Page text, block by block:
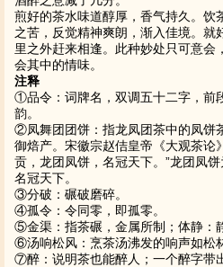
煎好的茶水味道醇厚，香气持久。饮
之苦，反觉精神爽朗，渐入佳境。就
里之外赶来相逢。此种妙处只可意会
会其中的情味。
注释
①品令：词牌名，双调五十二字，前
韵。
②凤舞团团饼：指龙凤团茶中的凤饼
御焙产。宋徽宗赵佶皇帝《大观茶论
贡，龙团凤饼，名冠天下。”龙团凤
名冠天下。
③分破：碾破磨碎。
④孤令：令同零，即孤零。
⑤金渠：指茶碾，金属所制；体静：
⑥汤响松风：烹茶汤沸发的响声如松
⑦醉：说明茶也能醉人；一个醉字带